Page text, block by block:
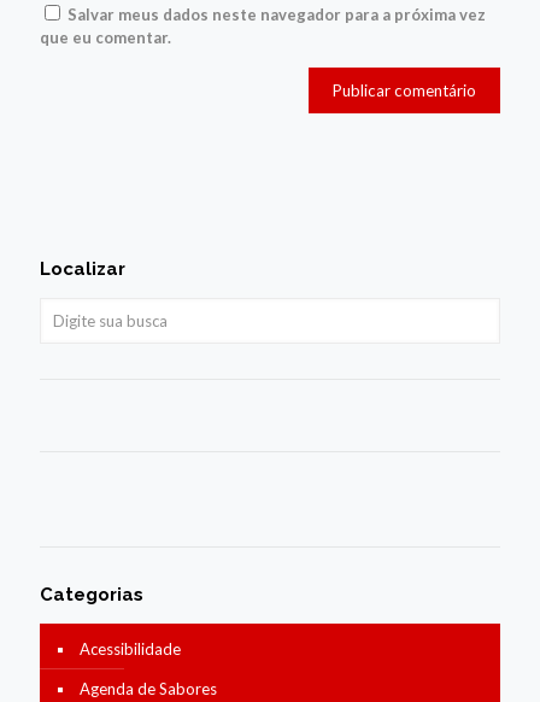
Salvar meus dados neste navegador para a próxima vez
que eu comentar.
Localizar
Categorias
Acessibilidade
Agenda de Sabores